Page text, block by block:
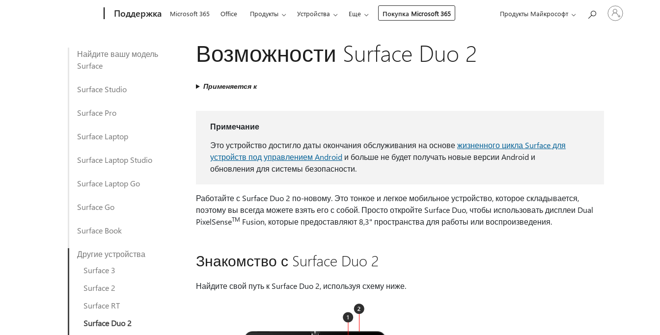
Поддержка Microsoft 365 Office Продукты Устройства Еще Покупка Microsoft 365 Продукты Майкрософт
Войдите
учетную
Найдите вашу модель
Surface
Surface Studio
Surface Pro
Surface Laptop
Surface Laptop Studio
Surface Laptop Go
Surface Go
Surface Book
Другие устройства
Surface 3
Surface 2
Surface RT
Surface Duo 2
Возможности Surface Duo 2
Применяется к
Примечание
Это устройство достигло даты окончания обслуживания на основежизненного цикла Surface для
устройств под управлением Android и больше не будет получать новые версии Android и
обновления для системы безопасности.
Работайте с Surface Duo 2 по-новому. Это тонкое и легкое мобильное устройство, которое складывается,
поэтому вы всегда можете взять его с собой. Просто откройте Surface Duo, чтобы использовать дисплеи Dual
PixelSenseTM Fusion, которые предоставляют 8,3" пространства для работы или воспроизведения.
Знакомство с Surface Duo 2
Найдите свой путь к Surface Duo 2, используя схему ниже.